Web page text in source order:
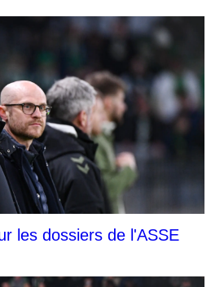
les dossiers de l'ASSE